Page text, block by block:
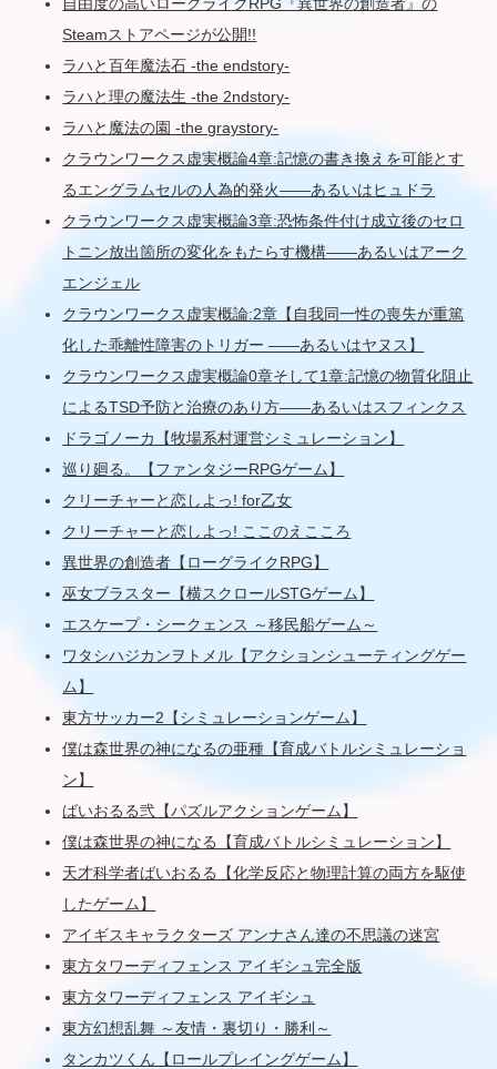
Steamストアページが公開!!
ラハと百年魔法石 -the endstory-
ラハと理の魔法生 -the 2ndstory-
ラハと魔法の園 -the graystory-
クラウンワークス虚実概論4章:記憶の書き換えを可能とす
るエングラムセルの人為的発火――あるいはヒュドラ
クラウンワークス虚実概論3章:恐怖条件付け成立後のセロ
トニン放出箇所の変化をもたらす機構――あるいはアーク
エンジェル
クラウンワークス虚実概論:2章【自我同一性の喪失が重篤
化した乖離性障害のトリガー ――あるいはヤヌス】
クラウンワークス虚実概論0章そして1章:記憶の物質化阻止
によるTSD予防と治療のあり方――あるいはスフィンクス
ドラゴノーカ【牧場系村運営シミュレーション】
巡り廻る。【ファンタジーRPGゲーム】
クリーチャーと恋しよっ! for乙女
クリーチャーと恋しよっ! ここのえこころ
異世界の創造者【ローグライクRPG】
巫女ブラスター【横スクロールSTGゲーム】
エスケープ・シークェンス ～移民船ゲーム～
ワタシハジカンヲトメル【アクションシューティングゲー
ム】
東方サッカー2【シミュレーションゲーム】
僕は森世界の神になるの亜種【育成バトルシミュレーショ
ン】
ばいおるる弐【パズルアクションゲーム】
僕は森世界の神になる【育成バトルシミュレーション】
天才科学者ばいおるる【化学反応と物理計算の両方を駆使
したゲーム】
アイギスキャラクターズ アンナさん達の不思議の迷宮
東方タワーディフェンス アイギシュ完全版
東方タワーディフェンス アイギシュ
東方幻想乱舞 ～友情・裏切り・勝利～
タンカツくん【ロールプレイングゲーム】